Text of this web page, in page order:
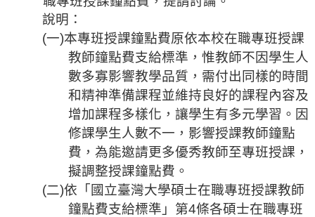
說明：
(一)本專班授課鐘點費原依本校在職專班授課
教師鐘點費支給標準，惟教師不因學生人
數多寡影響教學品質，需付出同樣的時間
和精神準備課程並維持良好的課程內容及
增加課程多樣化，讓學生有多元學習。因
修課學生人數不一，影響授課教師鐘點
費，為能邀請更多優秀教師至專班授課，
擬調整授課鐘點費。
(二)依「國立臺灣大學碩士在職專班授課教師
鐘點費支給標準」第4條各碩士在職專班